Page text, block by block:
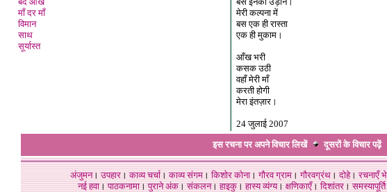
माँ दर मा
विमान
साथ
सूर्यास्त
मेरी कल्पना में
बस एक ही रास्ता
एक ही मुकाम।
आँख भरी
कसक उठी
वहाँ मेरी माँ
करती होगी
मेरा इंतज़ार।
24 जुलाई 2007
इस रचना पर अपने विचार लिखें
दूसरों के विचारपढ़ें
अंजुमन।उपहार।काव्य चर्चा।काव्य संगम।किशोर कोना।गौरव ग्राम।गौरवग्रंथ।दोहे।रचनाएँ
नई हवा। पाठकनामा। पुराने अंक। संकलन। हाइकु। हास्य व्यंग्य। क्षणिकाएँ। दिशांतर। समस्यापूर्ति